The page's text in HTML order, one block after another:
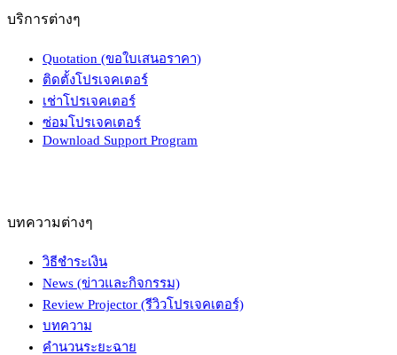
บริการต่างๆ
Quotation (ขอใบเสนอราคา)
ติดตั้งโปรเจคเตอร์
เช่าโปรเจคเตอร์
ซ่อมโปรเจคเตอร์
Download Support Program
บทความต่างๆ
วิธีชำระเงิน
News (ข่าวและกิจกรรม)
Review Projector (รีวิวโปรเจคเตอร์)
บทความ
คำนวนระยะฉาย